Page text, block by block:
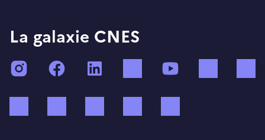
La galaxie CNES
InstagramFacebook TikTok